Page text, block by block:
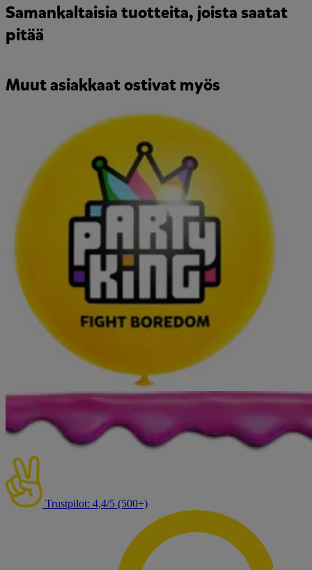
Samankaltaisia tuotteita, joista saatat
pitää
Muut asiakkaat ostivat myös
Trustpilot: 4,4/5 (500+)